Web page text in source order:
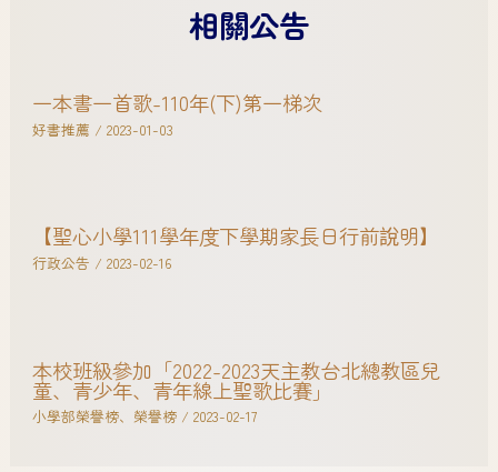
相關公告
一本書一首歌-110年(下)第一梯次
好書推薦 / 2023-01-03
【聖心小學111學年度下學期家長日行前說明】
行政公告 / 2023-02-16
本校班級參加「2022-2023天主教台北總教區兒
童、青少年、青年線上聖歌比賽」
小學部榮譽榜、 榮譽榜/ 2023-02-17